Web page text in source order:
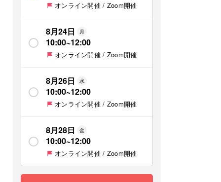
オンライン開催 / Zoom開催
8月24日 月
10:00~12:00
オンライン開催 / Zoom開催
8月26日 水
10:00~12:00
オンライン開催 / Zoom開催
8月28日 金
10:00~12:00
オンライン開催 / Zoom開催